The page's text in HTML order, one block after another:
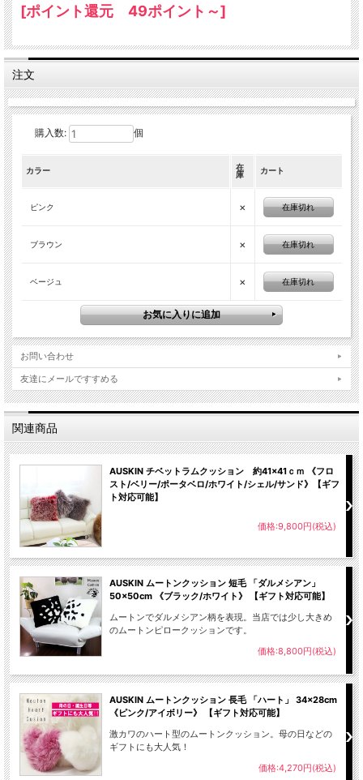
[ポイント還元 49ポイント～]
注文
購入数: 個
カラー
在
庫
カート
ピンク × 在庫切れ
ブラウン × 在庫切れ
ベージュ × 在庫切れ
お問い合わせ
友達にメールですすめる
関連商品
AUSKIN チベットラムクッション 約41×41ｃｍ 《フロ
スト/ベリー/ポータベロ/ホワイト/シェル/サンド》【ギフ
ト対応可能】
価格:9,800円(税込)
AUSKIN ムートンクッション 短毛 「ダルメシアン」
50×50cm 《ブラック/ホワイト》 【ギフト対応可能】
ムートンでダルメシアン柄を表現。当店では少し大きめ
のムートンピロークッションです。
価格:8,800円(税込)
AUSKIN ムートンクッション 長毛 「ハート」 34×28cm
《ピンク/アイボリー》 【ギフト対応可能】
激カワのハート型のムートンクッション。母の日などの
ギフトにも大人気！
価格:4,270円(税込)